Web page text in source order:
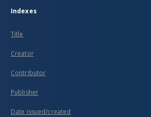
Indexes
Title
Creator
Contributor
Publisher
Date issued/created